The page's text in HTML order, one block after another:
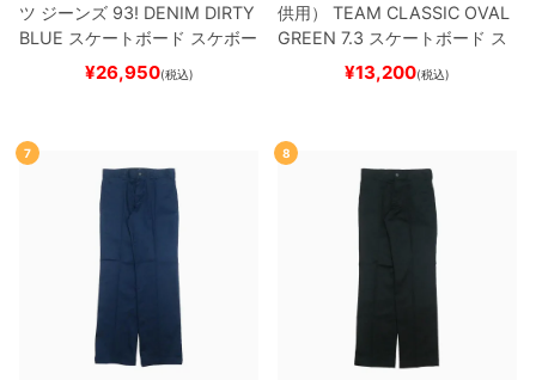
ツ ジーンズ 93! DENIM DIRTY
BLUE スケートボード スケボー
¥26,950(税込)
供用）
TEAM CLASSIC OVAL
GREEN 7.3 スケートボード ス
¥13,200(税込)
7 8